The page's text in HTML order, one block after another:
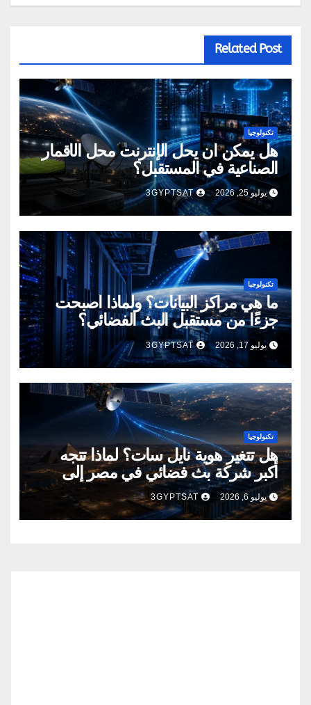
Related Post
تكنولوجيا
هل يمكن أن يحل الإنترنت محل الأقمار
الصناعية في المستقبل؟
يوليو 25, 2026 3GYPTSAT
تكنولوجيا
ما هي مراكز البيانات؟ ولماذا أصبحت
جزءًا من مستقبل البث الفضائي؟
يوليو 17, 2026 3GYPTSAT
تكنولوجيا
هل تتغير هوية نايل سات؟ لماذا تتجه
أكبر شركة بث فضائي في مصر إلى
إنشاء مراكز بيانات؟
يوليو 6, 2026 3GYPTSAT